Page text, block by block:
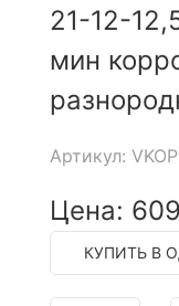
21-12-
мин
Артикул:
Цена:
КУПИТЬ В